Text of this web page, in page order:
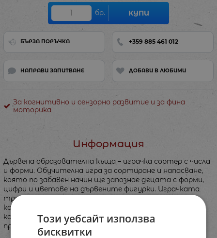
бр. КУПИ
БЪРЗА ПОРЪЧКА +359 885 461 012
НАПРАВИ ЗАПИТВАНЕ ДОБАВИ В ЛЮБИМИ
За когнитивно и сензорно развитие и за фина
моторика
Информация
Дървена образователна къща – играчка сортер с числа
и форми. Обучителна игра за сортиране и напасване,
която по забавен начин ще запознае децата с форми,
цифри и цветове на дървените фигурки. Играчката
тренира фината моторика, зрително-моторната
координация и моторното планиране, развива
когнитивните способности, логическото мислене и
пространствената ориентация.
Този уебсайт използва
бисквитки